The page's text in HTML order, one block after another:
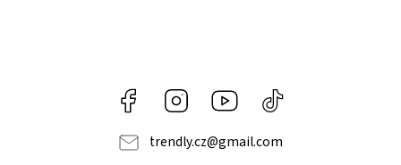
Facebook Instagram https://www.youtube.com/
navlnetrendu5284
trendly.cz@gmail.com